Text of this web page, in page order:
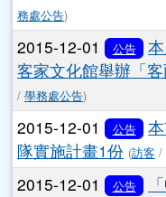
主內容區域
本站消息
文章列表
2015-12-01 公告
校園巡迴車活動」
頁尾區域